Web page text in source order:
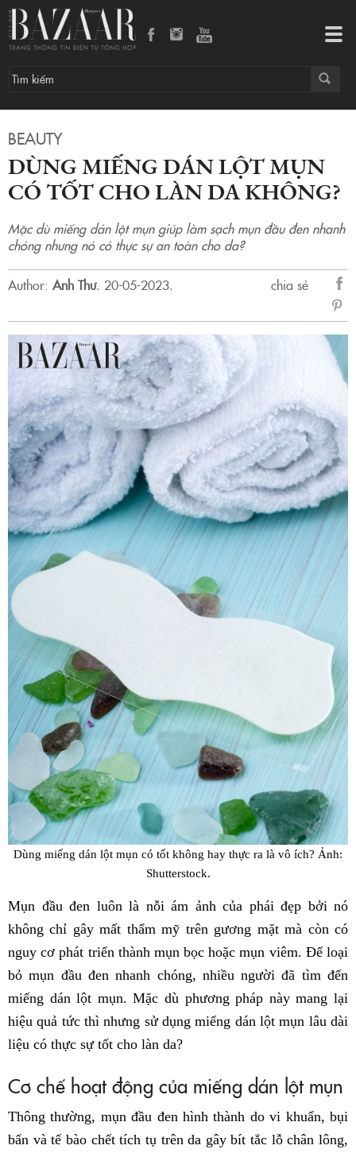
BEAUTY
DÙNG MIẾNG DÁN LỘT MỤN
CÓ TỐT CHO LÀN DA KHÔNG?
Mặc dù miếng dán lột mụn giúp làm sạch mụn đầu đen nhanh
chóng nhưng nó có thực sự an toàn cho da?
Author: Anh Thư. 20-05-2023.
chia sẻ
sẻ
Dùng miếng dán lột mụn có tốt không hay thực ra là vô ích? Ảnh:
Shutterstock.
Mụn đầu đen luôn là nỗi ám ảnh của phái đẹp bởi nó
không chỉ gây mất thẩm mỹ trên gương mặt mà còn có
nguy cơ phát triển thành mụn bọc hoặc mụn viêm. Để loại
bỏ mụn đầu đen nhanh chóng, nhiều người đã tìm đến
miếng dán lột mụn. Mặc dù phương pháp này mang lại
hiệu quả tức thì nhưng sử dụng miếng dán lột mụn lâu dài
liệu có thực sự tốt cho làn da?
Cơ chế hoạt động của miếng dán lột mụn
Thông thường, mụn đầu đen hình thành do vi khuẩn, bụi
bẩn và tế bào chết tích tụ trên da gây bít tắc lỗ chân lông,